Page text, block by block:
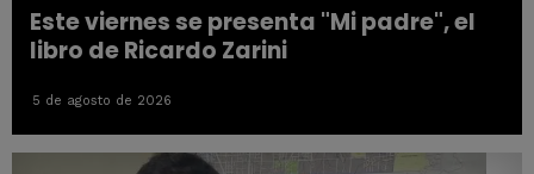
Este viernes se presenta "Mi padre", el
libro de Ricardo Zarini
5 de agosto de 2026